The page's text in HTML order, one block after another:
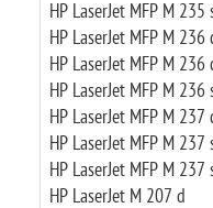
HP LaserJet MFP M 235
HP LaserJet MFP M 236
HP LaserJet MFP M 236
HP LaserJet MFP M 236
HP LaserJet MFP M 237
HP LaserJet MFP M 237
HP LaserJet MFP M 237
HP LaserJet M 207 d